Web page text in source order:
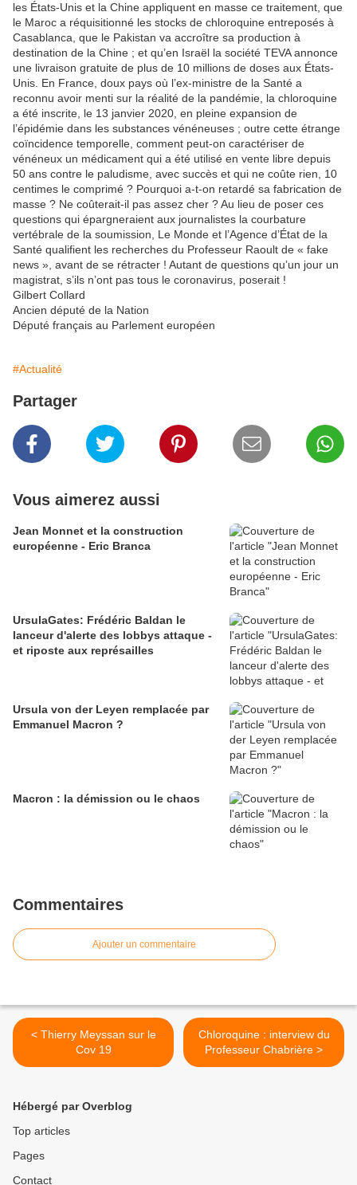
les États-Unis et la Chine appliquent en masse ce traitement, que
le Maroc a réquisitionné les stocks de chloroquine entreposés à
Casablanca, que le Pakistan va accroître sa production à
destination de la Chine ; et qu’en Israël la société TEVA annonce
une livraison gratuite de plus de 10 millions de doses aux États-
Unis. En France, doux pays où l’ex-ministre de la Santé a
reconnu avoir menti sur la réalité de la pandémie, la chloroquine
a été inscrite, le 13 janvier 2020, en pleine expansion de
l’épidémie dans les substances vénéneuses ; outre cette étrange
coïncidence temporelle, comment peut-on caractériser de
vénéneux un médicament qui a été utilisé en vente libre depuis
50 ans contre le paludisme, avec succès et qui ne coûte rien, 10
centimes le comprimé ? Pourquoi a-t-on retardé sa fabrication de
masse ? Ne coûterait-il pas assez cher ? Au lieu de poser ces
questions qui épargneraient aux journalistes la courbature
vertébrale de la soumission, Le Monde et l’Agence d’État de la
Santé qualifient les recherches du Professeur Raoult de « fake
news », avant de se rétracter ! Autant de questions qu’un jour un
magistrat, s’ils n’ont pas tous le coronavirus, poserait !
Gilbert Collard
Ancien député de la Nation
Député français au Parlement européen
#Actualité
Partager
Vous aimerez aussi
Jean Monnet et la construction
européenne - Eric Branca
UrsulaGates: Frédéric Baldan le
lanceur d'alerte des lobbys attaque -
et riposte aux représailles
Ursula von der Leyen remplacée par
Emmanuel Macron ?
Macron : la démission ou le chaos
Commentaires
Ajouter un commentaire
< Thierry Meyssan sur le
Cov 19
Chloroquine : interview du
Professeur Chabrière >
Hébergé par Overblog
Top articles
Pages
Contact